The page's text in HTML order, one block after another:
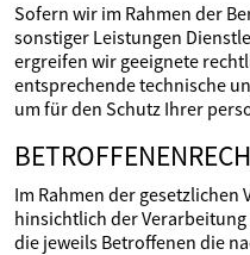
Sofern wir im Rahmen der
sonstiger Leistungen
ergreifen wir geeignete
entsprechende technische
um für den Schutz Ihrer
Im Rahmen der gesetzlichen
hinsichtlich der
die jeweils Betroffenen die